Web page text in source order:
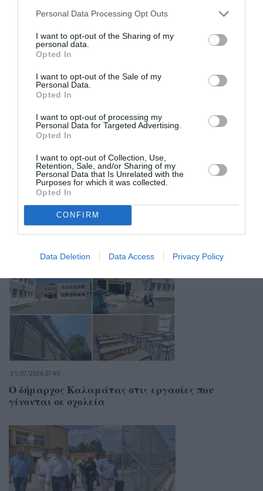
Personal Data Processing Opt Outs
I want to opt-out of the Sharing of my
personal data.
Opted In
I want to opt-out of the Sale of my
Personal Data.
Opted In
I want to opt-out of processing my
Personal Data for Targeted Advertising.
Opted In
I want to opt-out of Collection, Use,
Retention, Sale, and/or Sharing of my
Personal Data that Is Unrelated with the
Purposes for which it was collected.
Opted In
CONFIRM
Data Deletion Data Access Privacy Policy
31/07/2026 07:40
Ο δήμαρχος Καλαμάτας στις εργασίες που
γίνονται σε σχολεία